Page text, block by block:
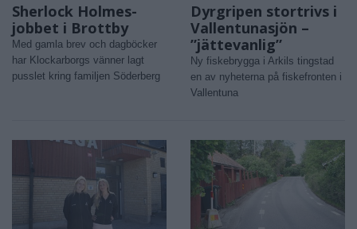
Sherlock Holmes-
jobbet i Brottby
Med gamla brev och dagböcker
har Klockarborgs vänner lagt
pusslet kring familjen Söderberg
Dyrgripen stortrivs i
Vallentunasjön –
”jättevanlig”
Ny fiskebrygga i Arkils tingstad
en av nyheterna på fiskefronten i
Vallentuna